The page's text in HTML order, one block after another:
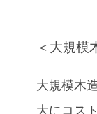
＜大規模
大規模木
大にコス